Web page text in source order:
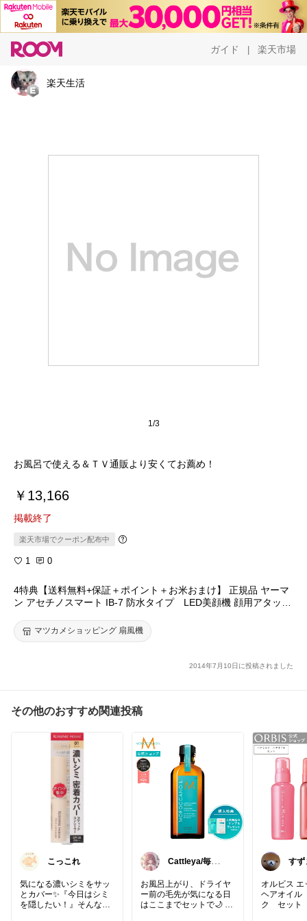
ガイド 楽天市場
楽天生活
1/3
お風呂で使える＆ＴＶ通販より安くてお薦め！
￥13,166
掲載終了
楽天市場でクーポン配布中
1 0
4特典【送料無料+保証＋ポイント＋お米おまけ】 正規品 ヤーマ
ン アセチノスマート IB-7 防水タイプ LED美顔機 顔用アタッチ
ッサージマツカメショッピング 扇風機
2014年7月10日に投稿されました
その他のおすすめ関連投稿
こっこれ
気になる濃いシミをサッ
とカバー✨『今日はシミ
を隠したい！』そんな時
Cattleya/毎日
スメ
お風呂上がり、ドライヤ
ー前の毛先が気になる日
はここまでセットで🌙 モ
すず
💖
オルビス エッセンスイン
ヘアオイ
ク セット